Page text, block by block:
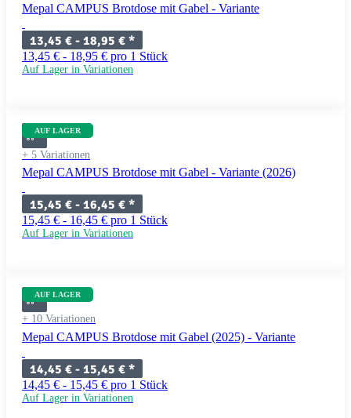
Mepal CAMPUS Brotdose mit Gabel - Variante
13,45 € - 18,95 € *
13,45 € - 18,95 € pro 1 Stück
Auf Lager in Variationen
AUF LAGER
+ 5 Variationen
Mepal CAMPUS Brotdose mit Gabel - Variante (2026)
15,45 € - 16,45 € *
15,45 € - 16,45 € pro 1 Stück
Auf Lager in Variationen
AUF LAGER
+ 10 Variationen
Mepal CAMPUS Brotdose mit Gabel (2025) - Variante
14,45 € - 15,45 € *
14,45 € - 15,45 € pro 1 Stück
Auf Lager in Variationen